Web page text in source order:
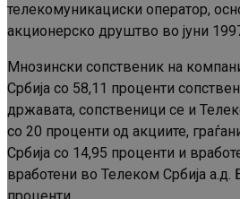
телекомуникациски оператор,
акционерско друштво во јуни
Мнозински сопственик на
Србија со 58,11 проценти
државата, сопственици се и
со 20 проценти од акциите,
Србија со 14,95 проценти и
вработени во Телеком Србија а.д.